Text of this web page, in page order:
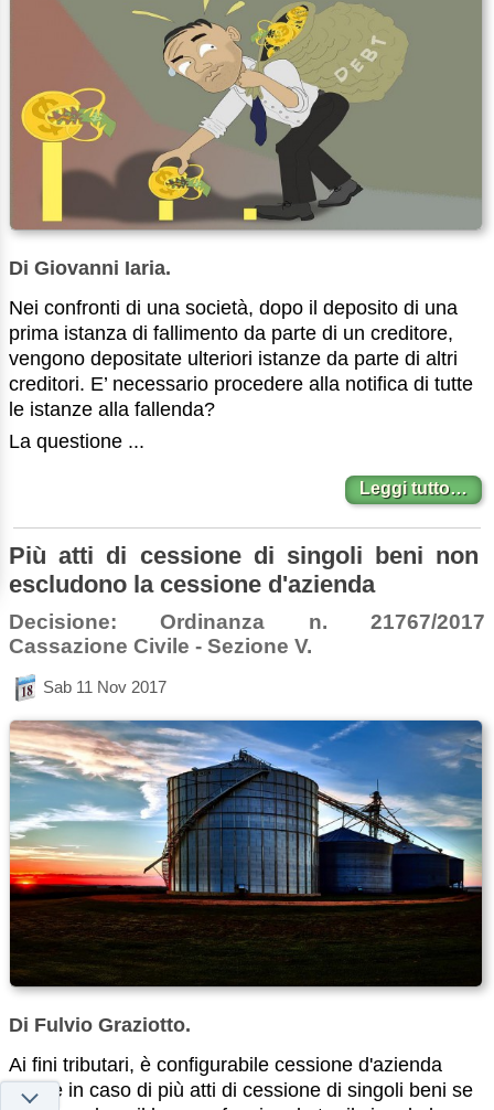
Di Giovanni Iaria.
Nei confronti di una società, dopo il deposito di una
prima istanza di fallimento da parte di un creditore,
vengono depositate ulteriori istanze da parte di altri
creditori. E’ necessario procedere alla notifica di tutte
le istanze alla fallenda?
La questione ...
Leggi tutto…
Più atti di cessione di singoli beni non
escludono la cessione d'azienda
Decisione: Ordinanza n. 21767/2017
Cassazione Civile - Sezione V.
Sab 11 Nov 2017
Di Fulvio Graziotto.
Ai fini tributari, è configurabile cessione d'azienda
anche in caso di più atti di cessione di singoli beni se